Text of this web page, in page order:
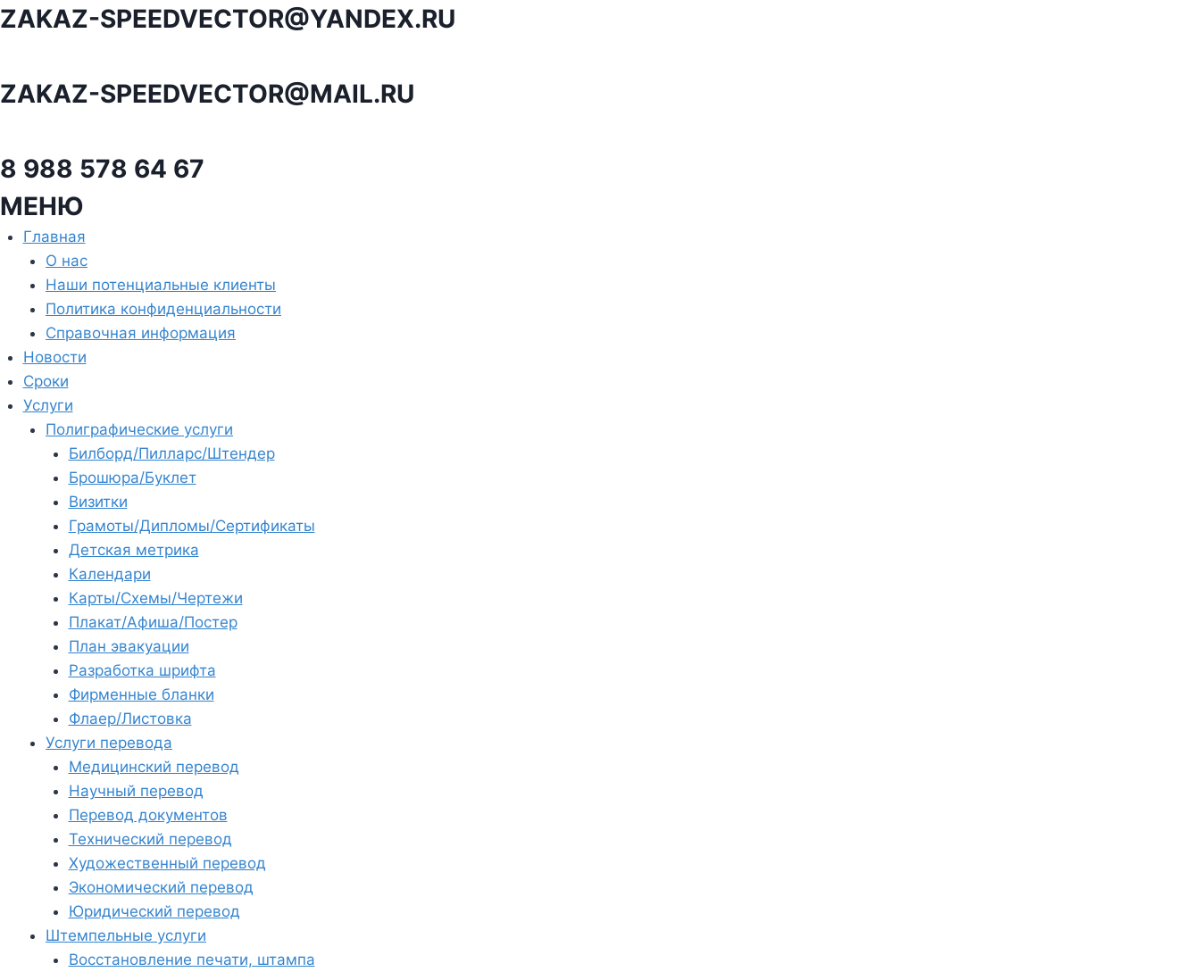
Перейти
ZAKAZ-SPEEDVECTOR@YANDEX.RU
ZAKAZ-SPEEDVECTOR@MAIL.RU
8 988 578 64 67
МЕНЮ
Главная
О нас
Наши потенциальные клиенты
Политика конфиденциальности
Справочная информация
Новости
Сроки
Услуги
Полиграфические услуги
Билборд/Пилларс/Штендер
Брошюра/Буклет
Визитки
Грамоты/Дипломы/Сертификаты
Детская метрика
Календари
Карты/Схемы/Чертежи
Плакат/Афиша/Постер
План эвакуации
Разработка шрифта
Фирменные бланки
Флаер/Листовка
Услуги перевода
Медицинский перевод
Научный перевод
Перевод документов
Технический перевод
Художественный перевод
Экономический перевод
Юридический перевод
Штемпельные услуги
Восстановление печати, штампа